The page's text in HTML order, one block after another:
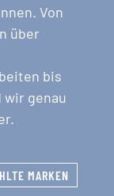
Von
über
bis
wir genau
MARKEN